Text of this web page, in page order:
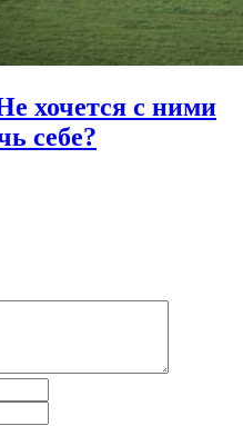
хочется с ними
себе?